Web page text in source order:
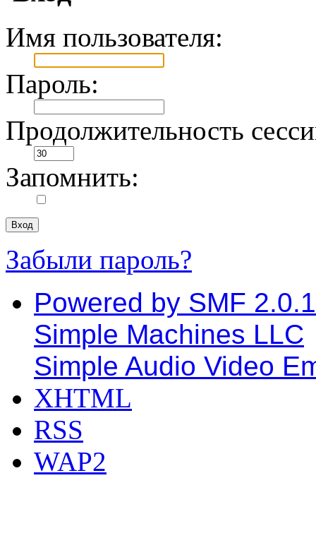
Имя пользователя:
Пароль:
Продолжительность
Запомнить:
Забыли пароль?
Powered by SMF
Simple Machines LLC
Simple Audio Video
XHTML
RSS
WAP2